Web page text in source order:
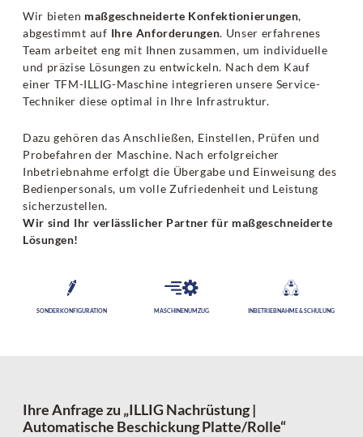
Wir bieten maßgeschneiderte Konfektionierungen,
abgestimmt auf Ihre Anforderungen. Unser erfahrenes
Team arbeitet eng mit Ihnen zusammen, um individuelle
und präzise Lösungen zu entwickeln. Nach dem Kauf
einer TFM-ILLIG-Maschine integrieren unsere Service-
Techniker diese optimal in Ihre Infrastruktur.
Dazu gehören das Anschließen, Einstellen, Prüfen und
Probefahren der Maschine. Nach erfolgreicher
Inbetriebnahme erfolgt die Übergabe und Einweisung des
Bedienpersonals, um volle Zufriedenheit und Leistung
sicherzustellen.
Wir sind Ihr verlässlicher Partner für maßgeschneiderte
Lösungen!
SONDERKONFIGURATION MASCHINENUMZUG INBETRIEBNAHME & SCHULUNG
Ihre Anfrage zu „ILLIG Nachrüstung |
Automatische Beschickung Platte/Rolle“